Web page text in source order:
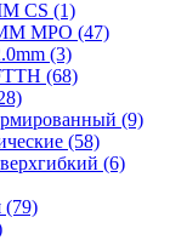
CS (1)
MPO (47)
(3)
(68)
(9)
(58)
(6)
(79)